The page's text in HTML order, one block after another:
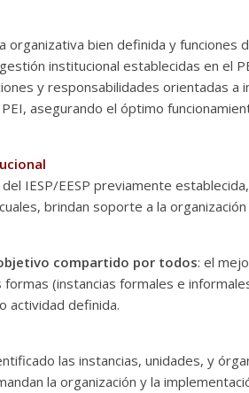
bien definida y funciones
institucional establecidas en el
y responsabilidades orientadas a
asegurando el óptimo
IESP/EESP previamente
brindan soporte a la
compartido por todos: el
(instancias formales e
actividad definida.
las instancias, unidades, y
la organización y la